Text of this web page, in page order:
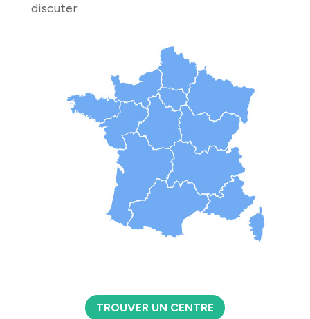
discuter
TROUVER UN CENTRE